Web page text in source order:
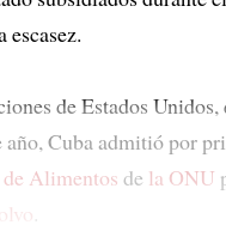
escasez.
de Estados
Cuba admitió por
Alimentos de la ONU